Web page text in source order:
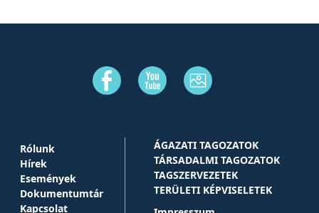
Rólunk
Hírek
Események
Dokumentumtár
Kapcsolat
ÁGAZATI TAGOZATOK
TÁRSADALMI TAGOZATOK
TAGSZERVEZETEK
TERÜLETI KÉPVISELETEK